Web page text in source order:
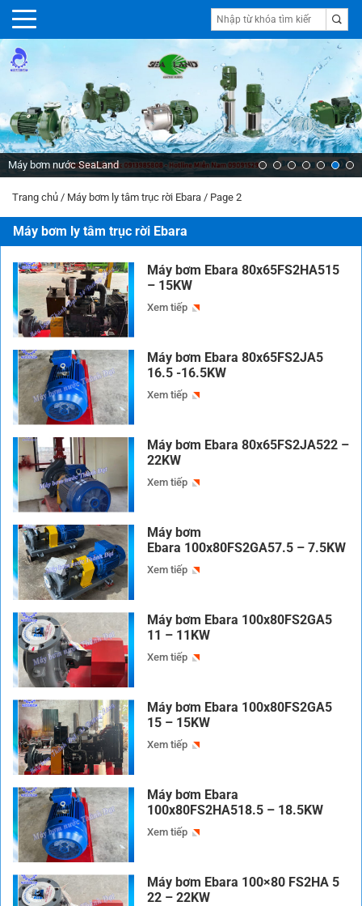
Máy bơm nước SeaLand
Trang chủ / Máy bơm ly tâm trục rời Ebara / Page 2
Máy bơm ly tâm trục rời Ebara
Máy bơm Ebara 80x65FS2HA515
– 15KW
Xem tiếp
Máy bơm Ebara 80x65FS2JA5
16.5 -16.5KW
Xem tiếp
Máy bơm Ebara 80x65FS2JA522 –
22KW
Xem tiếp
Máy bơm
Ebara 100x80FS2GA57.5 – 7.5KW
Xem tiếp
Máy bơm Ebara 100x80FS2GA5
11 – 11KW
Xem tiếp
Máy bơm Ebara 100x80FS2GA5
15 – 15KW
Xem tiếp
Máy bơm Ebara
100x80FS2HA518.5 – 18.5KW
Xem tiếp
Máy bơm Ebara 100×80 FS2HA 5
22 – 22KW